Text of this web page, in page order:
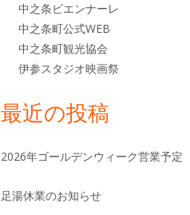
中之条ビエンナーレ
中之条町公式WEB
中之条町観光協会
伊参スタジオ映画祭
最近の投稿
2026年ゴールデンウィーク営業予定
足湯休業のお知らせ